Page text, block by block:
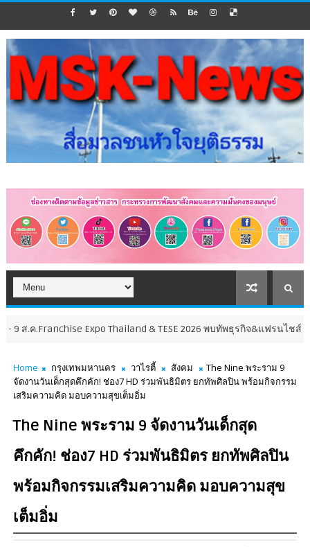
Expo Thailand & TESE 2026 พบทัพธุรกิจ&แฟรนไชส์ ซัพพลายเออร์สิน
Home กรุงเทพมหานคร วาไรตี้ สังคม
The Nine พระราม 9
จัดงานวันเด็กสุดคึกคัก! ช่อง7 HD ร่วมพันธิมิตร ยกทัพศิลปิน พร้อมกิจกรรม
เสริมความคิด มอบความสุขเต็มอิ่ม
The Nine พระราม 9 จัดงานวันเด็กสุด
คึกคัก! ช่อง7 HD ร่วมพันธิมิตร ยกทัพศิลปิน
พร้อมกิจกรรมเสริมความคิด มอบความสุข
เต็มอิ่ม